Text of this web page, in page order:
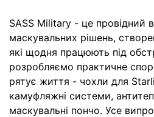
SASS Military - це провідний
маскувальних рішень,
які щодня працюють під
розробляємо практичне
рятує життя - чохли для
камуфляжні системи,
маскувальні пончо. Усе